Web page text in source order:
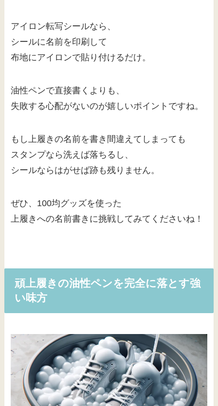
アイロン転写シールなら、
シールに名前を印刷して
布地にアイロンで貼り付けるだけ。
油性ペンで直接書くよりも、
失敗する心配がないのが嬉しいポイントですね。
もし上履きの名前を書き間違えてしまっても
スタンプなら洗えば落ちるし、
シールならはがせば跡も残りません。
ぜひ、100均グッズを使った
上履きへの名前書きに挑戦してみてくださいね！
頑上履きの油性ペンを完全に落とす強
い味方